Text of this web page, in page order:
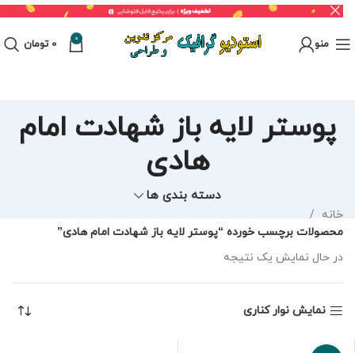
منو 0
0 تومان
پوستر لایه باز شهادت امام
هادی
دسته بندی ها
خانه
محصولات برچسب خورده “پوستر لایه باز شهادت امام هادی”
در حال نمایش یک نتیجه
نمایش نوار کناری